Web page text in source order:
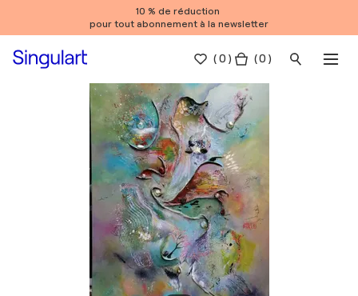
10 % de réduction
pour tout abonnement à la newsletter
(0 ) ( 0 )